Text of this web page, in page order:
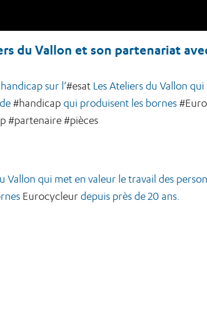
du Vallon et son partenariat
sur l’#esatLes Ateliers du Vallon qui
#handicapqui produisent les bornes
#partenaire #pièces
Vallon qui met en valeur le travail des
Eurocycleurdepuis près de 20 ans.